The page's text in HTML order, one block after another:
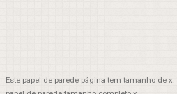
Este papel de parede página tem tamanho de x.